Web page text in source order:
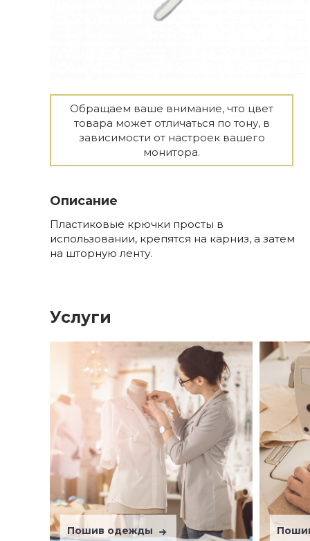
Обращаем ваше внимание, что цвет
товара может отличаться по тону, в
зависимости от настроек вашего
монитора.
Описание
Пластиковые крючки просты в
использовании, крепятся на карниз, а затем
на шторную ленту.
Услуги
Пошив одежды